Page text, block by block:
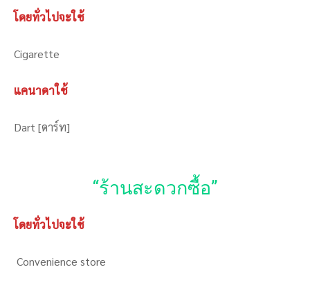
โดยทั่วไปจะใช้
Cigarette
แคนาดาใช้
Dart [ดาร์ท]
“ร้านสะดวกซื้อ”
โดยทั่วไปจะใช้
Convenience store